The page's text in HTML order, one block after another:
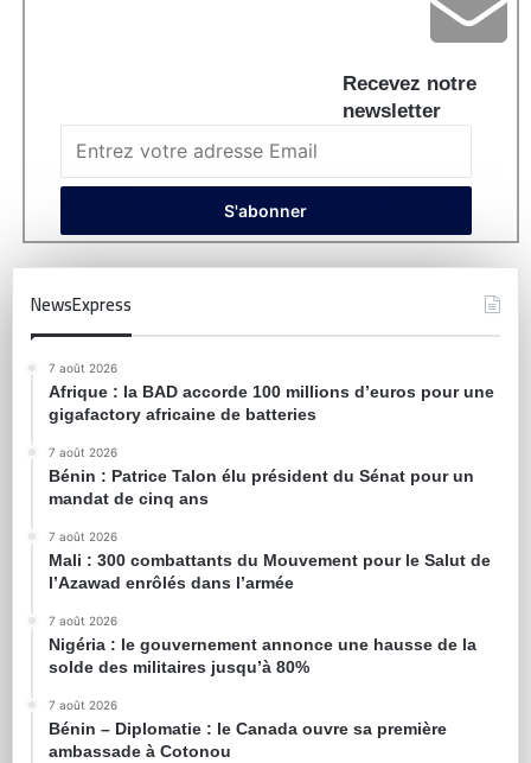
Recevez notre
newsletter
NewsExpress
7 août 2026
Afrique : la BAD accorde 100 millions d’euros pour une
gigafactory africaine de batteries
7 août 2026
Bénin : Patrice Talon élu président du Sénat pour un
mandat de cinq ans
7 août 2026
Mali : 300 combattants du Mouvement pour le Salut de
l’Azawad enrôlés dans l’armée
7 août 2026
Nigéria : le gouvernement annonce une hausse de la
solde des militaires jusqu’à 80%
7 août 2026
Bénin – Diplomatie : le Canada ouvre sa première
ambassade à Cotonou